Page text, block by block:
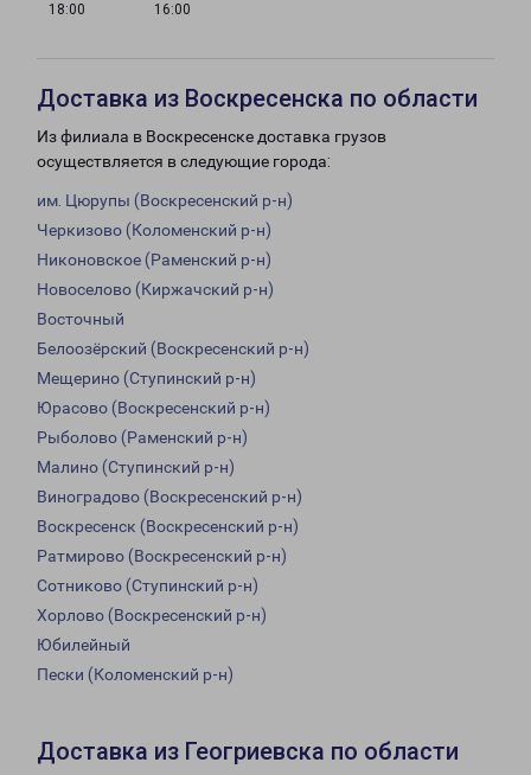
18:00
16:00
Доставка из Воскресенска по области
Из филиала в Воскресенске доставка грузов
осуществляется в следующие города:
им. Цюрупы (Воскресенский р-н)
Черкизово (Коломенский р-н)
Никоновское (Раменский р-н)
Новоселово (Киржачский р-н)
Восточный
Белоозёрский (Воскресенский р-н)
Мещерино (Ступинский р-н)
Юрасово (Воскресенский р-н)
Рыболово (Раменский р-н)
Малино (Ступинский р-н)
Виноградово (Воскресенский р-н)
Воскресенск (Воскресенский р-н)
Ратмирово (Воскресенский р-н)
Сотниково (Ступинский р-н)
Хорлово (Воскресенский р-н)
Юбилейный
Пески (Коломенский р-н)
Доставка из Геогриевска по области